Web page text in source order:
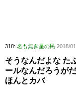
318: 名も無き星の民 2018/
そうなんだよな た
ールなんだろうが
ほんとカバ